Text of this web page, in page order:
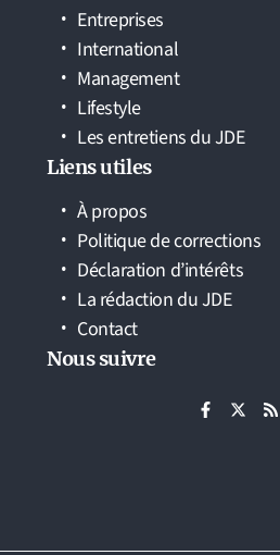
Entreprises
International
Management
Lifestyle
Les entretiens du JDE
Liens utiles
À propos
Politique de corrections
Déclaration d’intérêts
La rédaction du JDE
Contact
Nous suivre